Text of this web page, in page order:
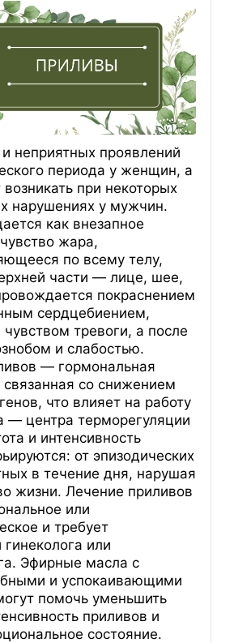
неприятных проявлений
периода у женщин, а
при некоторых
нарушениях у мужчин.
как внезапное
жара,
по всему телу,
части — лице, шее,
покраснением
сердцебиением,
чувством тревоги, а после
и слабостью.
— гормональная
связанная со снижением
что влияет на работу
— центра терморегуляции
и интенсивность
от эпизодических
в течение дня, нарушая
жизни. Лечение приливов
или
и требует
гинеколога или
Эфирные масла с
и успокаивающими
помочь уменьшить
приливов и
состояние.